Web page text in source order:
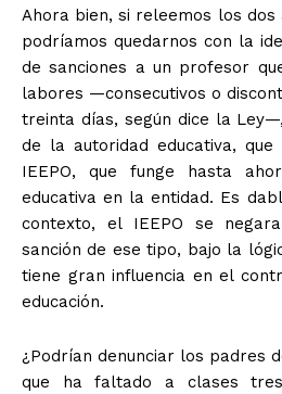
+ Todas las formas de lucha,
Ahora bien, si releemos los dos
podríamos quedarnos con la
de sanciones a un profesor
labores —consecutivos o
treinta días, según dice la
de la autoridad educativa,
IEEPO, que funge hasta
educativa en la entidad. Es
contexto, el IEEPO se
sanción de ese tipo, bajo la
tiene gran influencia en el
educación.
¿Podrían denunciar los padres
que ha faltado a clases